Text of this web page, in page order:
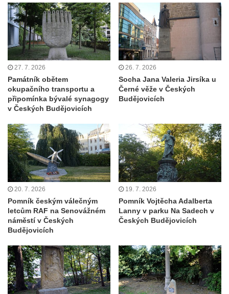
ulici U Plovárny ve Frýdlantu
Pamětní deska Rumburské vzpoury na
Základní škole Tyršova v Rumburku
Socha Nepokořený v parku Rumburské
vzpoury v Rumburku
Pamětní deska obětem holokaustu u
židovského hřbitova v Kovanicích
Pamětní deska legionářům na Obecním
Pomník obětem 1. světové války v
Kovanicích
Pomník obětem válek v Kněževsi
Pamětní deska Rudé armádě na radnici v
Pomník obětem koncentračního tábora na
hřbitově v Rychnově u Jablonce nad Nisou
koncentračního tábora v Tovární ulici v
Rychnově u Jablonce nad Nisou
Kenotaf Alfreda Langa na hřbitově v Krásné
27. 7. 2026
Památník obětem
okupačního transportu a
připomínka bývalé synagogy
v Českých Budějovicích
26. 7. 2026
Socha Jana Valeria Jirsíka u
Černé věže v Českých
Budějovicích
20. 7. 2026
Pomník českým válečným
letcům RAF na Senovážném
náměstí v Českých
Budějovicích
19. 7. 2026
Pomník Vojtěcha Adalberta
Lanny v parku Na Sadech v
Českých Budějovicích